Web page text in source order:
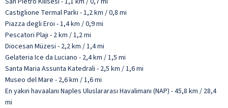
Castiglione Termal Parkı - 1,2 km / 0,8 mi
Piazza degli Eroi - 1,4 km / 0,9 mi
Pescatori Plajı - 2 km / 1,2 mi
Diocesan Müzesi - 2,2 km / 1,4 mi
Gelateria Ice da Luciano - 2,4 km / 1,5 mi
Santa Maria Assunta Katedrali - 2,5 km / 1,6 mi
Museo del Mare - 2,6 km / 1,6 mi
En yakın havaalanı Naples Uluslararası Havalimanı (NAP) - 45,8 km / 28,4
mi